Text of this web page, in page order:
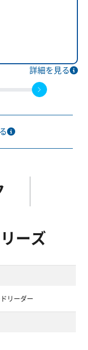
詳細を見る
ーズ
ドリーダー